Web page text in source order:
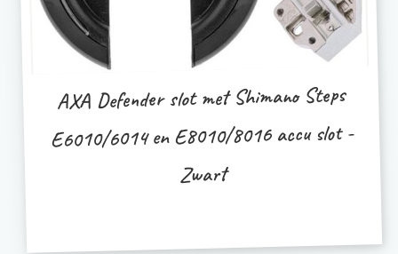
AXA Defender slot met Shimano Steps
E6010/6014 en E8010/8016 accu slot -
Zwart